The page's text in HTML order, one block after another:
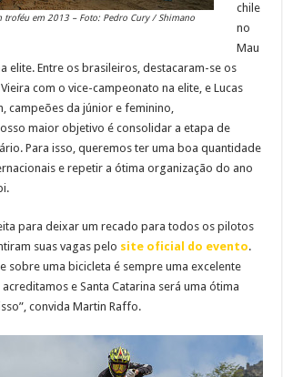
troféu em 2013 – Foto: Pedro Cury / Shimano
chile
no
Mau
elite. Entre os brasileiros, destacaram-se os
com o vice-campeonato na elite, e Lucas
campeões da júnior e feminino,
maior objetivo é consolidar a etapa de
Para isso, queremos ter uma boa quantidade
e repetir a ótima organização do ano
para deixar um recado para todos os pilotos
suas vagas pelo site oficial do evento.
sobre uma bicicleta é sempre uma excelente
acreditamos e Santa Catarina será uma ótima
convida Martin Raffo.